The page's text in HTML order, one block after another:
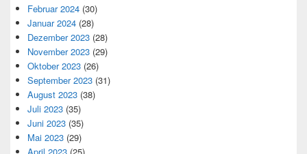
Februar 2024 (30)
Januar 2024 (28)
Dezember 2023 (28)
November 2023 (29)
Oktober 2023 (26)
September 2023 (31)
August 2023 (38)
Juli 2023 (35)
Juni 2023 (35)
Mai 2023 (29)